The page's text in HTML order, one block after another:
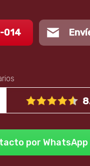
014
por WhatsApp